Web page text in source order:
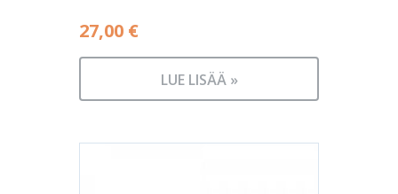
27,00 €
LUE LISÄÄ »